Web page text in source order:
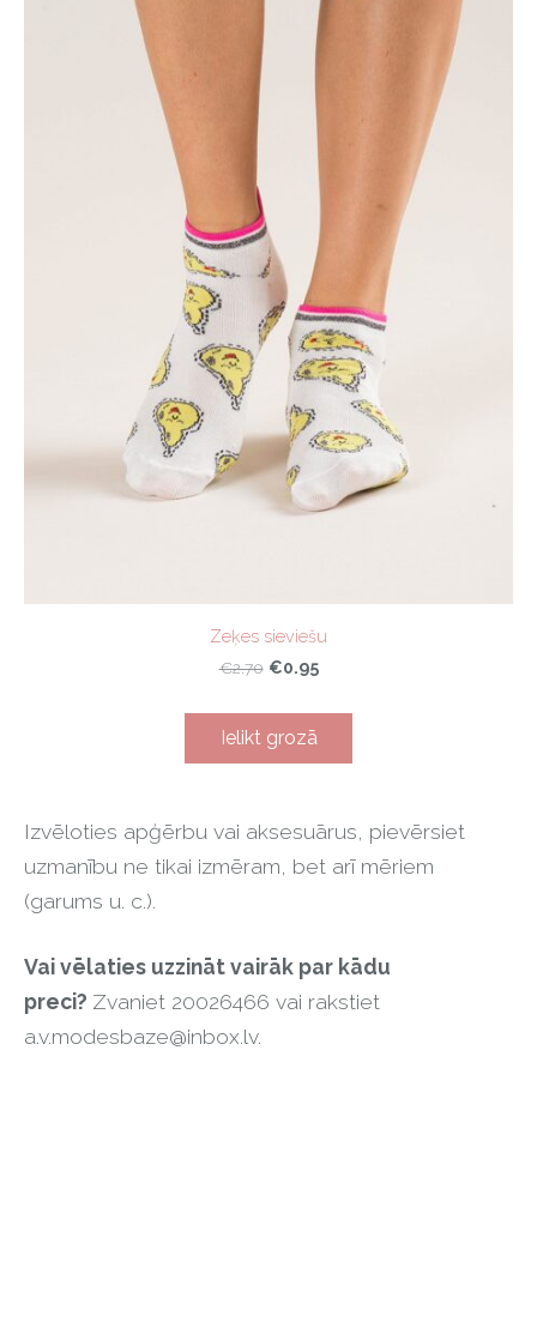
Izvēloties apģērbu vai aksesuārus, pievērsiet
uzmanību ne tikai izmēram, bet arī mēriem
(garums u. c.).
Vai vēlaties uzzināt vairāk par kādu
preci? Zvaniet 20026466 vai rakstiet
a.v.modesbaze@inbox.lv.
Zeķes sieviešu
€2.70 €0.95
Ielikt grozā